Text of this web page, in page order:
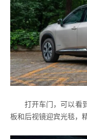
打开车门，可以看
板和后视镜迎宾光毯，